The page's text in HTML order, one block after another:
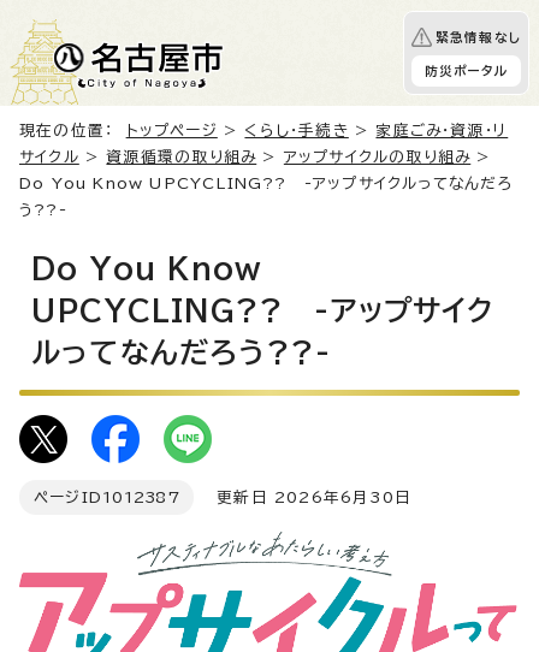
緊急情報なし
防災ポータル
現在の位置： トップページ > くらし・手続き > 家庭ごみ・資源・リ
サイクル >資源循環の取り組み > アップサイクルの取り組み >
Do You Know UPCYCLING?? -アップサイクルってなんだろ
う??-
Do You Know
UPCYCLING?? -アップサイク
ルってなんだろう??-
ページID 1012387 更新日 2026年6月30日